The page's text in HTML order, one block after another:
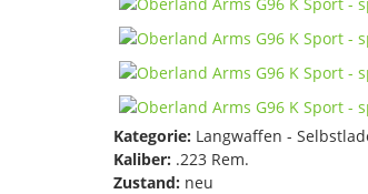
Kategorie: Langwaffen -
Kaliber: .223 Rem.
Zustand: neu